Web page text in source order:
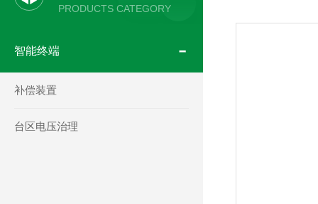
PRODUCTS CATEGORY
智能终端
补偿装置
台区电压治理